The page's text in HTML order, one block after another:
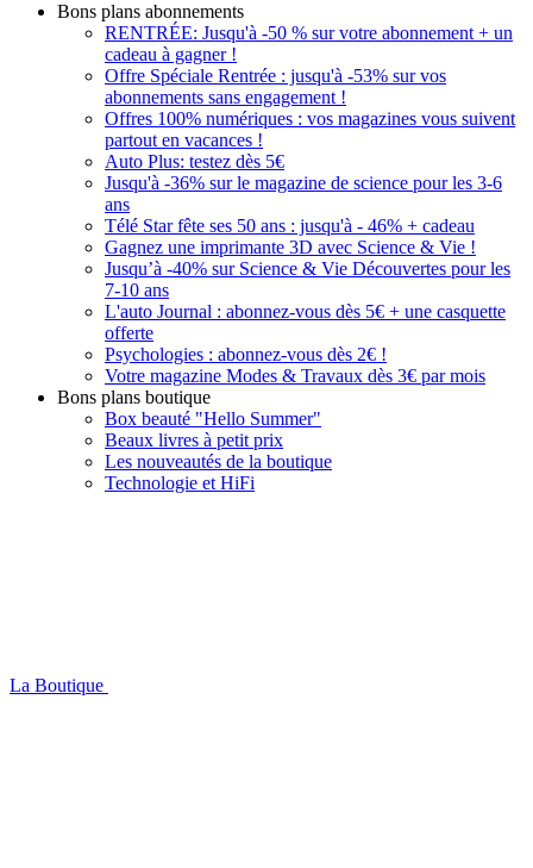
Bons plans abonnements
RENTRÉE: Jusqu'à -50 % sur votre abonnement + un
cadeau à gagner !
Offre Spéciale Rentrée : jusqu'à -53% sur vos
abonnements sans engagement !
Offres 100% numériques : vos magazines vous suivent
partout en vacances !
Auto Plus: testez dès 5€
Jusqu'à -36% sur le magazine de science pour les 3-6
ans
Télé Star fête ses 50 ans : jusqu'à - 46% + cadeau
Gagnez une imprimante 3D avec Science & Vie !
Jusqu’à -40% sur Science & Vie Découvertes pour les
7-10 ans
L'auto Journal : abonnez-vous dès 5€ + une casquette
offerte
Psychologies : abonnez-vous dès 2€ !
Votre magazine Modes & Travaux dès 3€ par mois
Bons plans boutique
Box beauté "Hello Summer"
Beaux livres à petit prix
Les nouveautés de la boutique
Technologie et HiFi
La Boutique